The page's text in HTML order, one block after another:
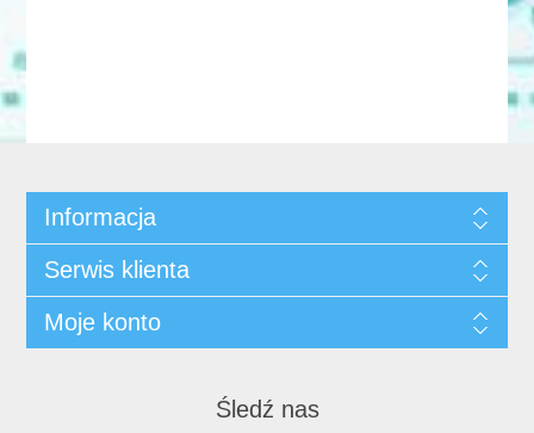
Informacja
Serwis klienta
Moje konto
Śledź nas